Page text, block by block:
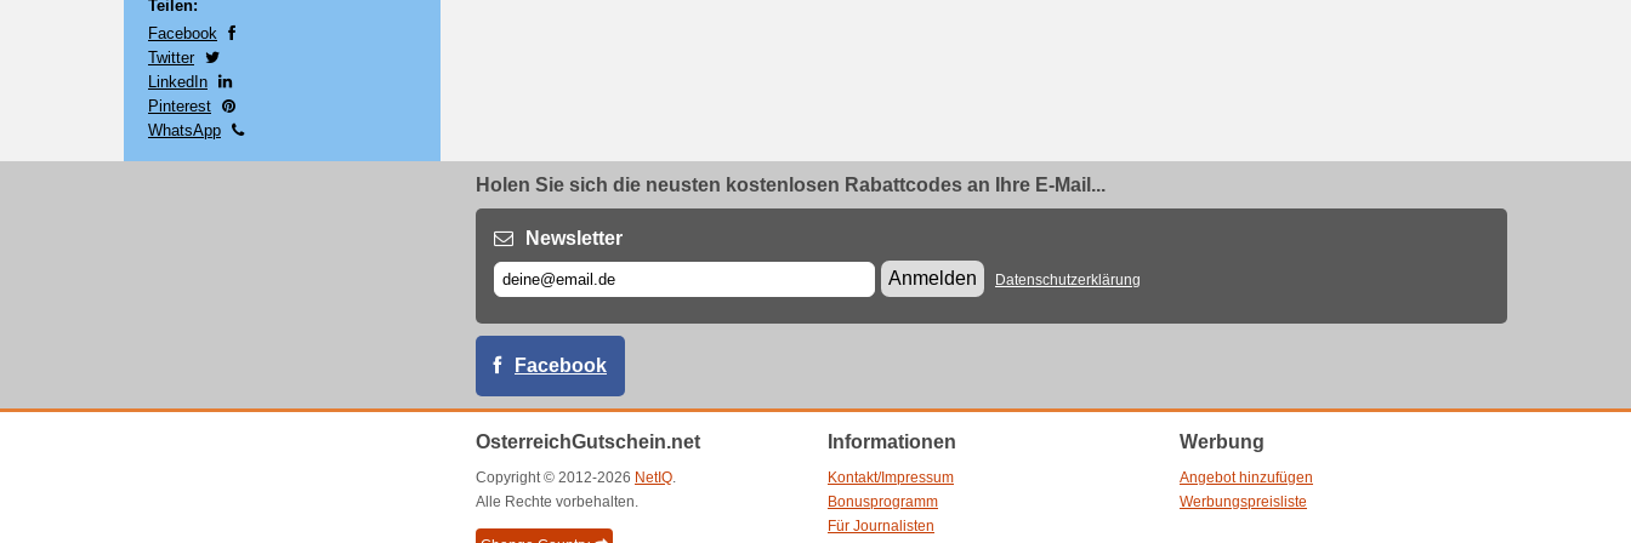
Teilen:
Facebook
Twitter
LinkedIn
Pinterest
WhatsApp
Holen Sie sich die neusten kostenlosen Rabattcodes an Ihre E-Mail...
Newsletter
Anmelden
Datenschutzerklärung
Facebook
OsterreichGutschein.net
Copyright © 2012-2026 NetIQ.
Alle Rechte vorbehalten.
Informationen
Kontakt/Impressum
Bonusprogramm
Für Journalisten
Werbung
Angebot hinzufügen
Werbungspreisliste